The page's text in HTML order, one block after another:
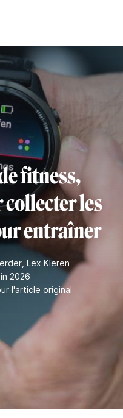
fitness,
les
entraîner
, Lex Kleren
2026
l'article original